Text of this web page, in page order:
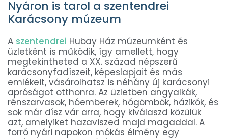
Nyáron is tarol a szentendrei
Karácsony múzeum
A szentendrei Hubay Ház múzeumként és
üzletként is működik, így amellett, hogy
megtekintheted a XX. század népszerű
karácsonyfadíszeit, képeslapjait és más
emlékeit, vásárolhatsz is néhány új karácsonyi
apróságot otthonra. Az üzletben angyalkák,
rénszarvasok, hóemberek, hógömbök, házikók, és
sok már dísz vár arra, hogy kiválaszd közülük
azt, amelyiket hazaviszed majd magaddal. A
forró nyári napokon mókás élmény egy